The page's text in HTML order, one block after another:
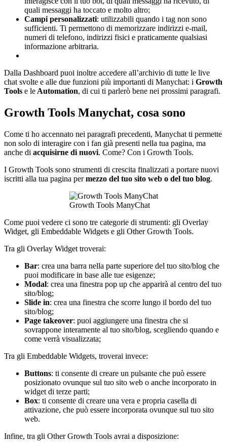
quali messaggi ha toccato e molto altro;
Campi personalizzati: utilizzabili quando i tag non sono
sufficienti. Ti permettono di memorizzare indirizzi e-mail,
numeri di telefono, indirizzi fisici e praticamente qualsiasi
informazione arbitraria.
Dalla Dashboard puoi inoltre accedere all’archivio di tutte le live
chat svolte e alle due funzioni più importanti di Manychat: i Growth
Tools e le Automation, di cui ti parlerò bene nei prossimi paragrafi.
Growth Tools Manychat, cosa sono
Come ti ho accennato nei paragrafi precedenti, Manychat ti permette
non solo di interagire con i fan già presenti nella tua pagina, ma
anche di acquisirne di nuovi. Come? Con i Growth Tools.
I Growth Tools sono strumenti di crescita finalizzati a portare nuovi
iscritti alla tua pagina permezzo del tuo sito web o del tuo blog.
Growth Tools ManyChat
Come puoi vedere ci sono tre categorie di strumenti: gli Overlay
Widget, gli Embeddable Widgets e gli Other Growth Tools.
Tra gli Overlay Widget troverai:
Bar: crea una barra nella parte superiore del tuo sito/blog che
puoi modificare in base alle tue esigenze;
Modal: crea una finestra pop up che apparirà al centro del tuo
sito/blog;
Slide in: crea una finestra che scorre lungo il bordo del tuo
sito/blog;
Page takeover: puoi aggiungere una finestra che si
sovrappone interamente al tuo sito/blog, scegliendo quando e
come verrà visualizzata;
Tra gli Embeddable Widgets, troverai invece:
Buttons: ti consente di creare un pulsante che può essere
posizionato ovunque sul tuo sito web o anche incorporato in
widget di terze parti;
Box: ti consente di creare una vera e propria casella di
attivazione, che può essere incorporata ovunque sul tuo sito
web.
Infine, tra gli Other Growth Tools avrai a disposizione: